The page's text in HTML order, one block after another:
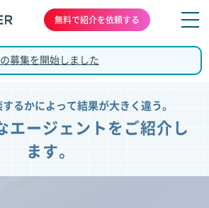
無料で紹介を依頼する
募集を開始しました
るかによって結果が大きく違う。
エージェントをご紹介し
ます。